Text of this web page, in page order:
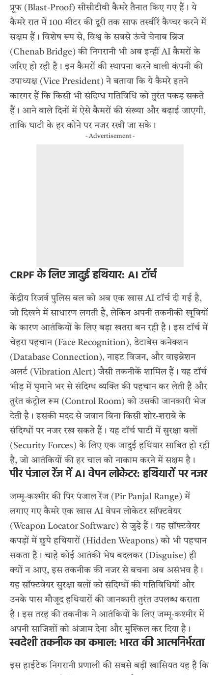
प्रूफ (Blast-Proof) सीसीटीवी कैमरे तैनात किए गए हैं। ये
कैमरे रात में 100 मीटर की दूरी तक साफ तस्वीरें कैप्चर करने में
सक्षम हैं। विशेष रूप से, विश्व के सबसे ऊंचे चेनाब ब्रिज
(Chenab Bridge) की निगरानी भी अब इन्हीं AI कैमरों के
जरिए हो रही है। इन कैमरों की स्थापना करने वाली कंपनी की
उपाध्यक्ष (Vice President) ने बताया कि ये कैमरे इतने
कारगर हैं कि किसी भी संदिग्ध गतिविधि को तुरंत पकड़ सकते
हैं। आने वाले दिनों में ऐसे कैमरों की संख्या और बढ़ाई जाएगी,
ताकि घाटी के हर कोने पर नजर रखी जा सके।
- Advertisement -
CRPF के लिए जादुई हथियार: AI टॉर्च
केंद्रीय रिजर्व पुलिस बल को अब एक खास AI टॉर्च दी गई है,
जो दिखने में साधारण लगती है, लेकिन अपनी तकनीकी खूबियों
के कारण आतंकियों के लिए बड़ा खतरा बन रही है। इस टॉर्च में
चेहरा पहचान (Face Recognition), डेटाबेस कनेक्शन
(Database Connection), नाइट विजन, और वाइब्रेशन
अलर्ट (Vibration Alert) जैसी तकनीकें शामिल हैं। यह टॉर्च
भीड़ में घुमाने भर से संदिग्ध व्यक्ति की पहचान कर लेती है और
तुरंत कंट्रोल रूम (Control Room) को उसकी जानकारी भेज
देती है। इसकी मदद से जवान बिना किसी शोर-शराबे के
संदिग्धों पर नजर रख सकते हैं। यह टॉर्च घाटी में सुरक्षा बलों
(Security Forces) के लिए एक जादुई हथियार साबित हो रही
है, जो आतंकियों की हर चाल को नाकाम करने में सक्षम है।
पीर पंजाल रेंज में AI वेपन लोकेटर: हथियारों पर नजर
जम्मू-कश्मीर की पिर पंजाल रेंज (Pir Panjal Range) में
लगाए गए कैमरे एक खास AI वेपन लोकेटर सॉफ्टवेयर
(Weapon Locator Software) से जुड़े हैं। यह सॉफ्टवेयर
कपड़ों में छुपे हथियारों (Hidden Weapons) को भी पहचान
सकता है। चाहे कोई आतंकी भेष बदलकर (Disguise) ही
क्यों न आए, इस तकनीक की नजर से बचना अब असंभव है।
यह सॉफ्टवेयर सुरक्षा बलों को संदिग्धों की गतिविधियों और
उनके पास मौजूद हथियारों की जानकारी तुरंत उपलब्ध कराता
है। इस तरह की तकनीक ने आतंकियों के लिए जम्मू-कश्मीर में
अपनी साजिशों को अंजाम देना और मुश्किल कर दिया है।
स्वदेशी तकनीक का कमाल: भारत की आत्मनिर्भरता
इस हाईटेक निगरानी प्रणाली की सबसे बड़ी खासियत यह है कि